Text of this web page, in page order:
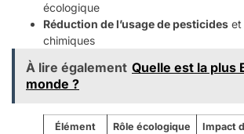
écologique
Réduction de l’usage de pesticides et
chimiques
À lire également Quelle est la plus
monde ?
Élément Rôle écologique Impact